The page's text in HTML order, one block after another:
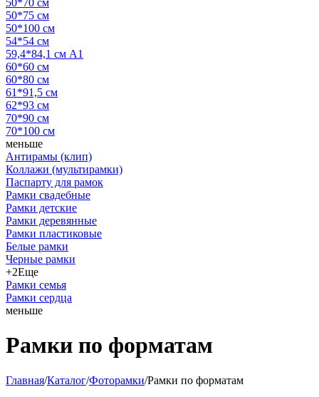
50*70 см
50*75 см
50*100 см
54*54 см
59,4*84,1 см А1
60*60 см
60*80 см
61*91,5 см
62*93 см
70*90 см
70*100 см
меньше
Антирамы (клип)
Коллажи (мультирамки)
Паспарту для рамок
Рамки свадебные
Рамки детские
Рамки деревянные
Рамки пластиковые
Белые рамки
Черные рамки
+2Еще
Рамки семья
Рамки сердца
меньше
Рамки по форматам
Главная/Каталог/Фоторамки/Рамки по форматам